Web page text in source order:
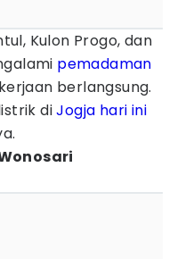
Kulon Progo, dan
pemadaman
berlangsung.
diJogja hari ini